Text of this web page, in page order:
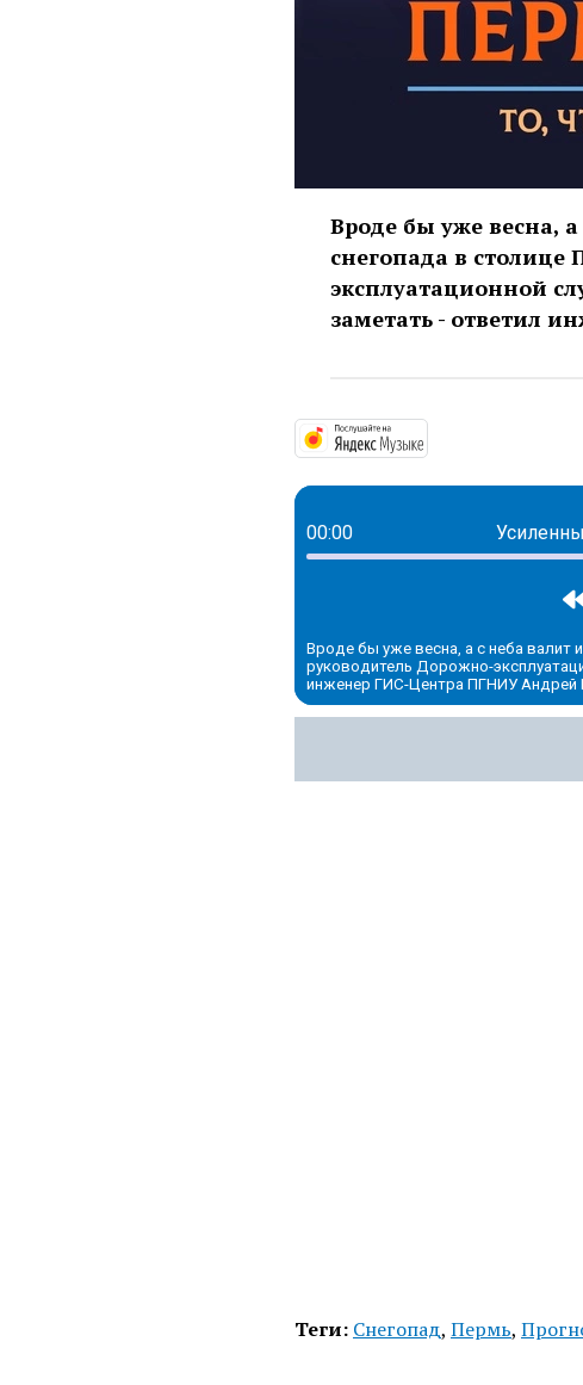
Вроде бы уже весна,
снегопада в столице
эксплуатационной
заметать - ответил
00:00
Вроде бы уже весна, а с неба валит
руководитель Дорожно-
инженер ГИС-Центра ПГНИУ Андрей
Теги: Снегопад, Пермь,